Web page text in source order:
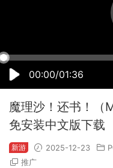
00:00/01:36
魔理沙！还书！（
免安装中文版下载
新游 2025-12-23
推广